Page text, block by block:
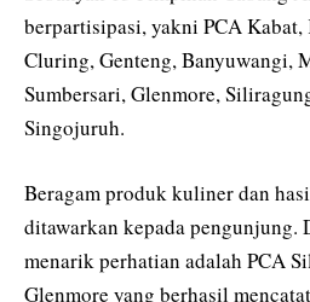
berpartisipasi, yakni PCA
Cluring, Genteng, Banyuwangi,
Sumbersari, Glenmore,
Singojuruh.
Beragam produk kuliner dan
ditawarkan kepada pengunjung.
menarik perhatian adalah PCA
Glenmore yang berhasil